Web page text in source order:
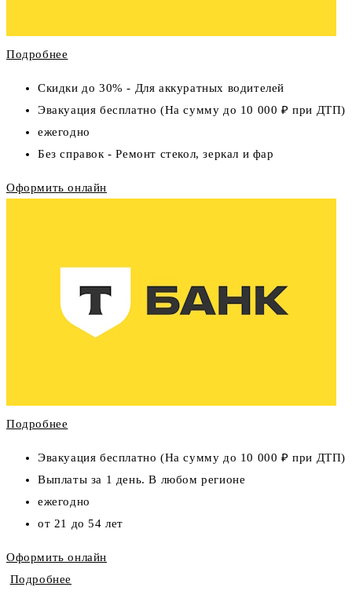
Подробнее
Скидки до 30% - Для аккуратных водителей
Эвакуация бесплатно (На сумму до 10 000 ₽ при ДТП)
ежегодно
Без справок - Ремонт стекол, зеркал и фар
Оформить онлайн
Подробнее
Эвакуация бесплатно (На сумму до 10 000 ₽ при ДТП)
Выплаты за 1 день. В любом регионе
ежегодно
от 21 до 54 лет
Оформить онлайн
Подробнее